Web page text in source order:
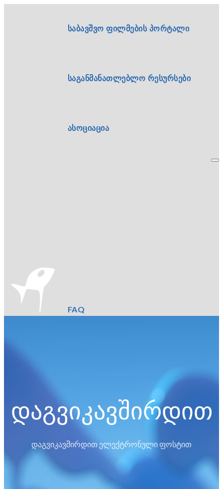
საბავშვო ფილმების პორტალი
საგანმანათლებლო რესურსები
ასოციაცია
FAQ
დაგვიკავშირდით
დაგვიკავშირდით ელექტრონული ფოსტით